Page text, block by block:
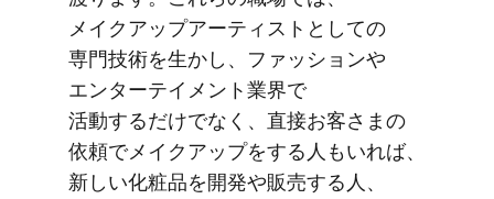
メイクアップアーティストと​しての​
専門技術を​生かし、​ファッションや​
エンターテイメント業界で​
活動するだけでなく、​直接お客さまの​
依頼で​メイクアップを​する​人も​いれば、​
新しい​化粧品を​開発や​販売する​人、​